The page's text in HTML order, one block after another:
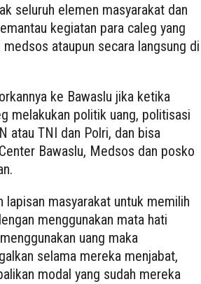
seluruh elemen masyarakat dan
kegiatan para caleg yang
ataupun secara langsung di
ke Bawaslu jika ketika
melakukan politik uang, politisasi
atau TNI dan Polri, dan bisa
Bawaslu, Medsos dan posko
lapisan masyarakat untuk memilih
menggunakan mata hati
uang maka
selama mereka menjabat,
modal yang sudah mereka